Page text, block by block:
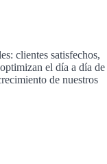
clientes satisfechos,
el día a día de
de nuestros